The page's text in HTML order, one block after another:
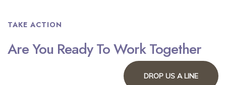
TAKE ACTION
Are You Ready To Work Together
DROP US A LINE